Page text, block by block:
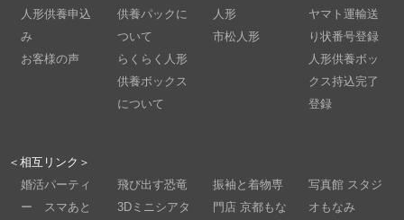
人形供養申込
み
お客様の声
供養パックに
ついて
らくらく人形
供養ボックス
について
人形
市松人形
ヤマト運輸送
り状番号登録
人形供養ボッ
クス持込完了
登録
＜相互リンク＞
婚活パーティ
ー スマあと
飛び出す恐竜
3Dミニシアタ
振袖と着物専
門店 京都もな
写真館 スタジ
オもなみ